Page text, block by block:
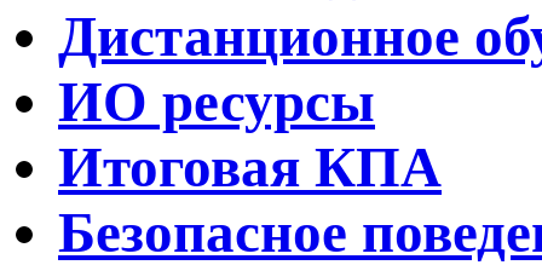
Дистанционное
ИО ресурсы
Итоговая КПА
Безопасное